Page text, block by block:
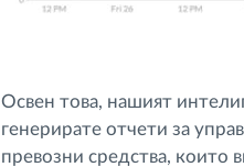
Освен това, нашият
генерирате отчети за
превозни средства, които